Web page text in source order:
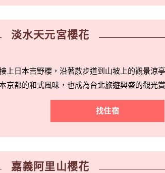
淡水天元宮櫻花
上日本吉野櫻，沿著散步道到山坡上的觀景涼
都的和式風味，也成為台北旅遊興盛的觀光
找住宿
嘉義阿里山櫻花